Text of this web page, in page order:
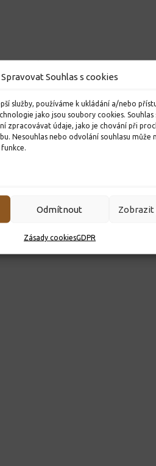
Spravovat Souhlas s cookies
služby, používáme k ukládání a/nebo
jako jsou soubory cookies. Souhlas
zpracovávat údaje, jako je chování při
Nesouhlas nebo odvolání souhlasu může
Odmítnout Zobrazit
Zásady cookiesGDPR
Bruslení 3. třída